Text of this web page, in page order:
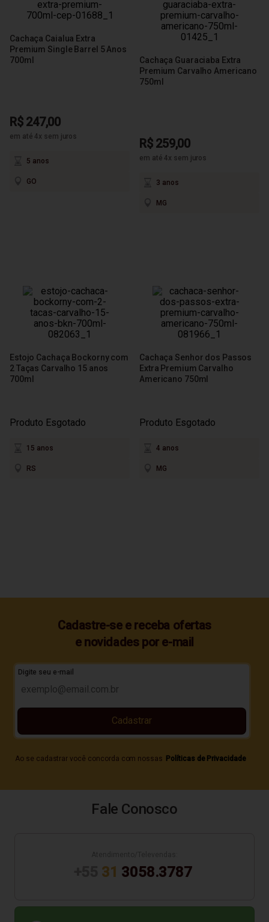
Cachaça Caialua Extra
Premium Single Barrel 5 Anos
700ml
R$ 247,00
em até 4x sem juros
5 anos
GO
Cachaça Guaraciaba Extra
Premium Carvalho Americano
750ml
R$ 259,00
em até 4x sem juros
3 anos
MG
Estojo Cachaça Bockorny com
2 Taças Carvalho 15 anos
700ml
Produto Esgotado
15 anos
RS
Cachaça Senhor dos Passos
Extra Premium Carvalho
Americano 750ml
Produto Esgotado
4 anos
MG
Cadastre-se e receba ofertas
e novidades por e-mail
Digite seu e-mail
Ao se cadastrar você concorda com nossas Políticas de Privacidade
Cadastrar
Fale Conosco
31 3058.3787